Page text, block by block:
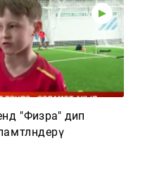
"Физра" дип